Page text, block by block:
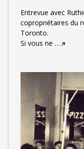
Entrevue avec
copropriétaires du
Toronto.
Si vous ne …